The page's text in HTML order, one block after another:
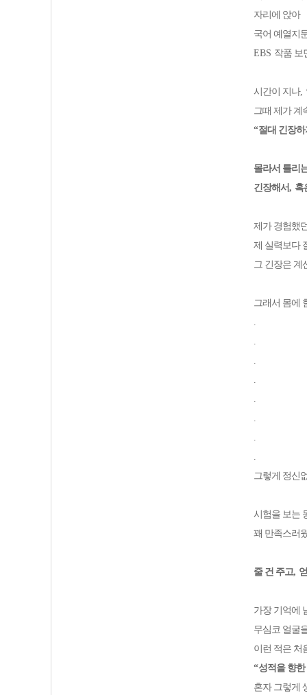
자리에 앉아
국어 예열지
EBS 작품 보
시간이 지나,
그때 제가 계
“절대 긴장
몰라서 틀리
긴장해서, 혹
제가 경험했
제 실력보다
그 긴장은 계
그래서 몸에
.
.
.
.
.
.
.
.
그렇게 정신
시험을 보는
꽤 만족스러
줄 건 주고,
가장 기억에
무심코 얼굴
이런 적은 처
“성적을 향
혼자 그렇게